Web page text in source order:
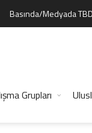
Basında/Medyada
Grupları